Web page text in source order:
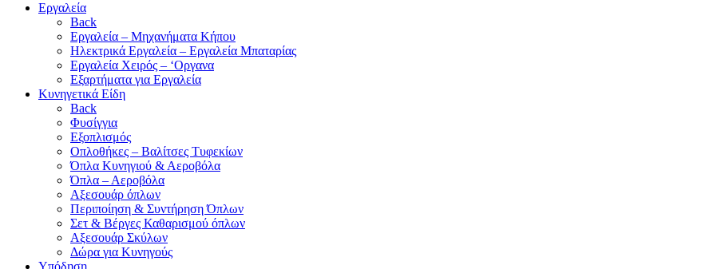
Εργαλεία
Back
Εργαλεία – Μηχανήματα Κήπου
Ηλεκτρικά Εργαλεία – Εργαλεία Μπαταρίας
Εργαλεία Χειρός – ‘Οργανα
Εξαρτήματα για Εργαλεία
Κυνηγετικά Είδη
Back
Φυσίγγια
Εξοπλισμός
Οπλοθήκες – Βαλίτσες Τυφεκίων
Όπλα Κυνηγιού & Αεροβόλα
Όπλα – Αεροβόλα
Αξεσουάρ όπλων
Περιποίηση & Συντήρηση Όπλων
Σετ & Βέργες Καθαρισμού όπλων
Αξεσουάρ Σκύλων
Δώρα για Κυνηγούς